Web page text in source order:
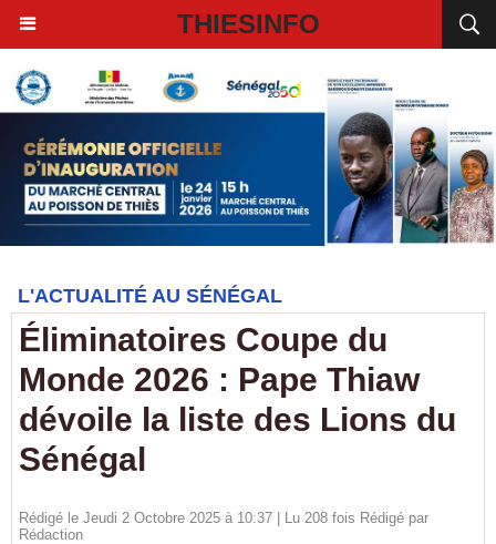
THIESINFO
L'ACTUALITÉ AU SÉNÉGAL
Éliminatoires Coupe du
Monde 2026 : Pape Thiaw
dévoile la liste des Lions du
Sénégal
Rédigé le Jeudi 2 Octobre 2025 à 10:37 | Lu 208 fois Rédigé par
Rédaction